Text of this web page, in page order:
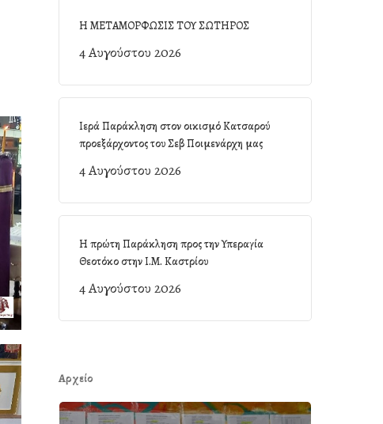
Η ΜΕΤΑΜΟΡΦΩΣΙΣ ΤΟΥ ΣΩΤΗΡΟΣ
4 Αυγούστου 2026
Ιερά Παράκληση στον οικισμό Κατσαρού
προεξάρχοντος του Σεβ Ποιμενάρχη μας
4 Αυγούστου 2026
Η πρώτη Παράκληση προς την Υπεραγία
Θεοτόκο στην Ι.Μ. Καστρίου
4 Αυγούστου 2026
Αρχείο